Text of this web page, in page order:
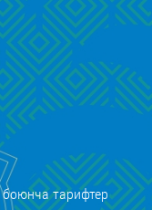
боюнча тарифтер